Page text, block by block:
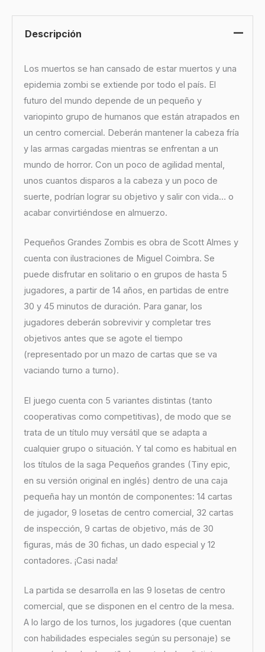
Descripción
Los muertos se han cansado de estar muertos y una
epidemia zombi se extiende por todo el país. El
futuro del mundo depende de un pequeño y
variopinto grupo de humanos que están atrapados en
un centro comercial. Deberán mantener la cabeza fría
y las armas cargadas mientras se enfrentan a un
mundo de horror. Con un poco de agilidad mental,
unos cuantos disparos a la cabeza y un poco de
suerte, podrían lograr su objetivo y salir con vida… o
acabar convirtiéndose en almuerzo.
Pequeños Grandes Zombis es obra de Scott Almes y
cuenta con ilustraciones de Miguel Coimbra. Se
puede disfrutar en solitario o en grupos de hasta 5
jugadores, a partir de 14 años, en partidas de entre
30 y 45 minutos de duración. Para ganar, los
jugadores deberán sobrevivir y completar tres
objetivos antes que se agote el tiempo
(representado por un mazo de cartas que se va
vaciando turno a turno).
El juego cuenta con 5 variantes distintas (tanto
cooperativas como competitivas), de modo que se
trata de un título muy versátil que se adapta a
cualquier grupo o situación. Y tal como es habitual en
los títulos de la saga Pequeños grandes (Tiny epic,
en su versión original en inglés) dentro de una caja
pequeña hay un montón de componentes: 14 cartas
de jugador, 9 losetas de centro comercial, 32 cartas
de inspección, 9 cartas de objetivo, más de 30
figuras, más de 30 fichas, un dado especial y 12
contadores. ¡Casi nada!
La partida se desarrolla en las 9 losetas de centro
comercial, que se disponen en el centro de la mesa.
A lo largo de los turnos, los jugadores (que cuentan
con habilidades especiales según su personaje) se